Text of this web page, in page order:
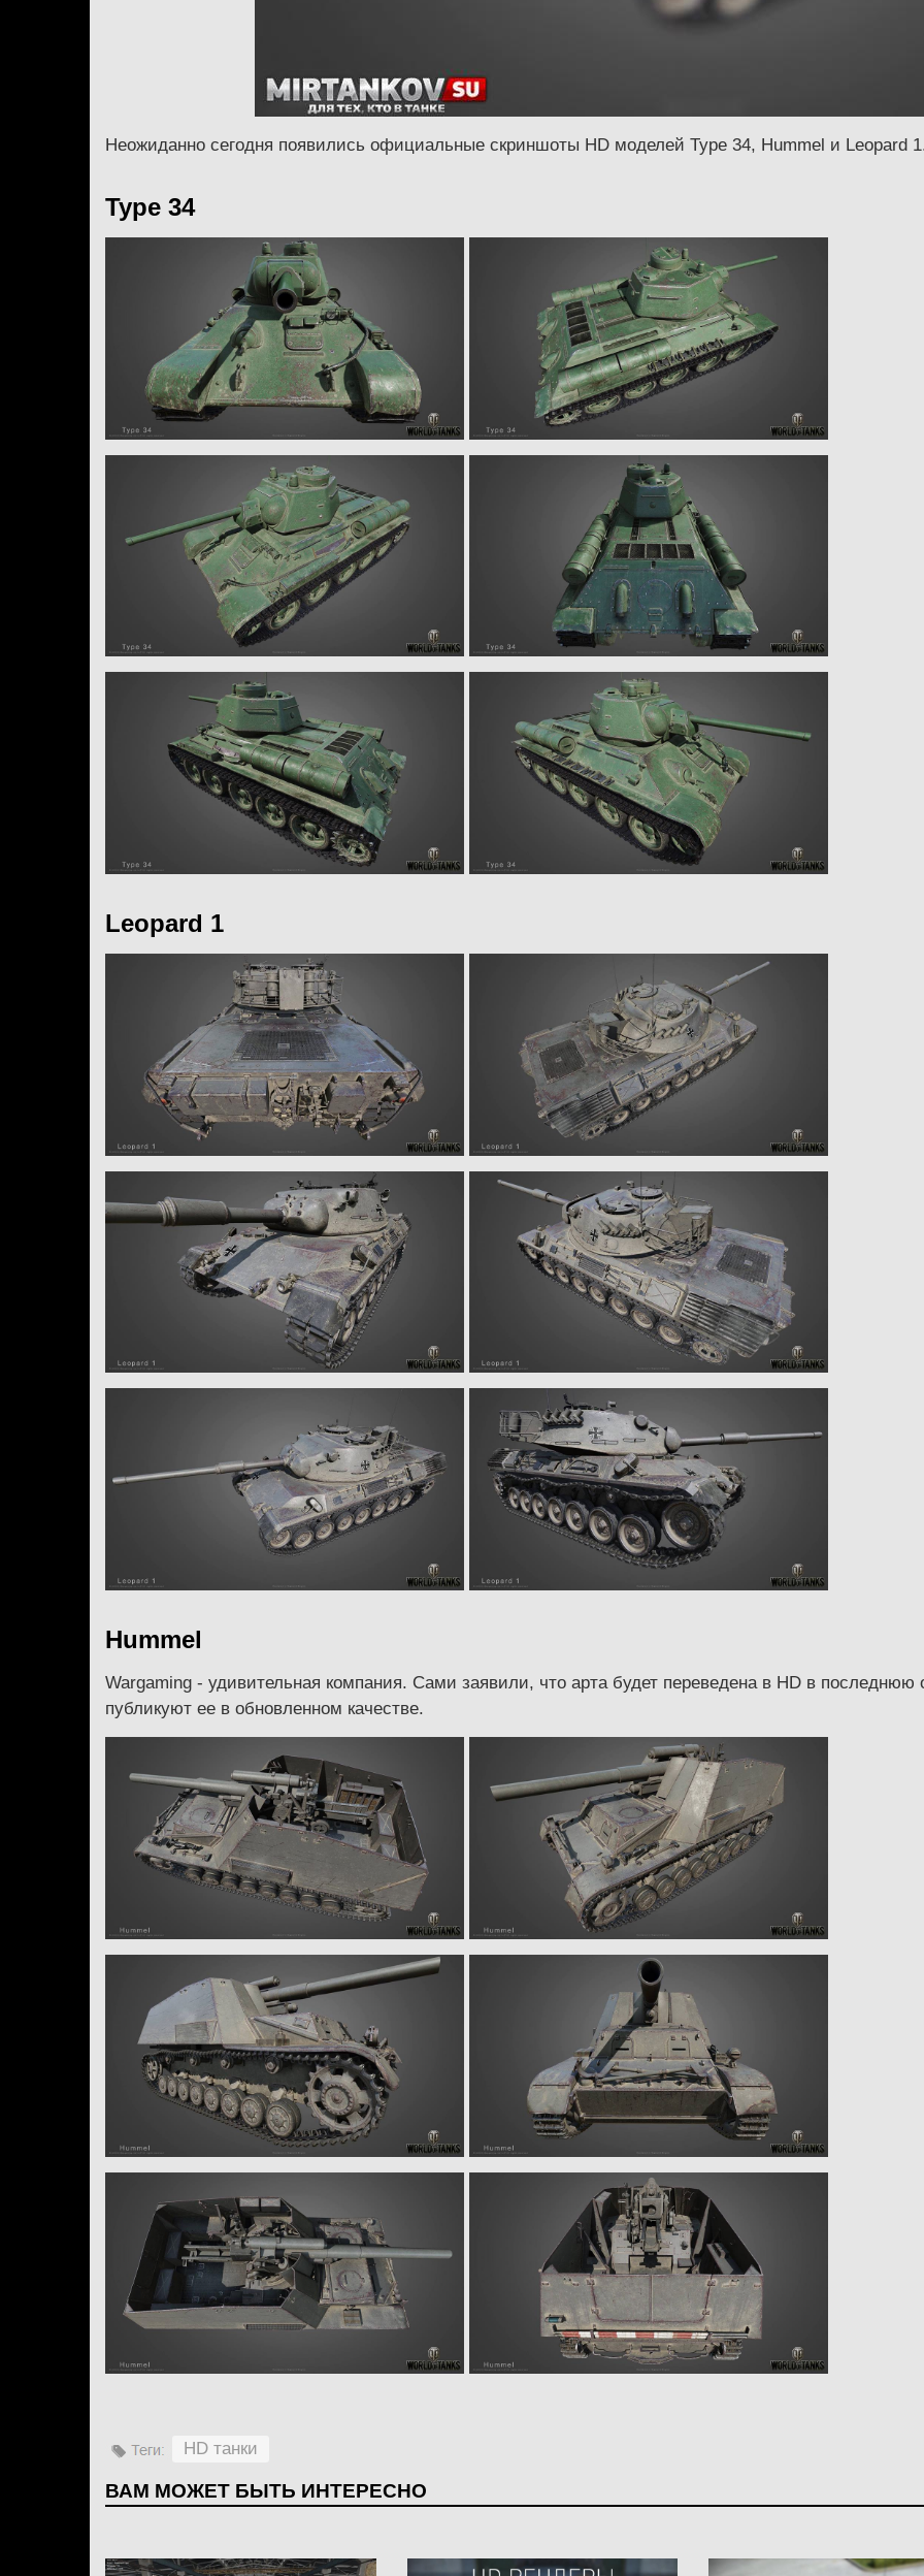
Неожиданно сегодня появились официальные скриншоты HD моделей Type 34, Hummel и Leopard
Type 34
Leopard 1
Hummel
Wargaming - удивительная компания. Сами заявили, что арта будет переведена в HD в
публикуют ее в обновленном качестве.
HD танки
ВАМ МОЖЕТ БЫТЬ ИНТЕРЕСНО